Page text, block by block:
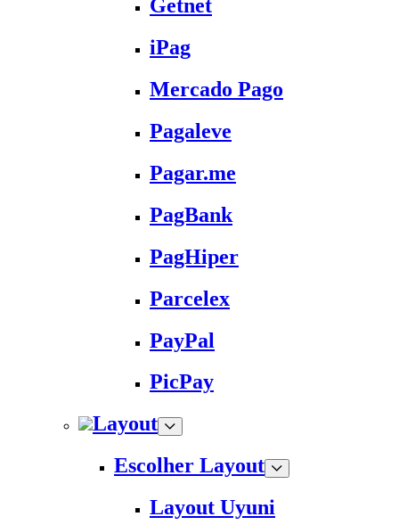
Getnet
iPag
Mercado Pago
Pagaleve
Pagar.me
PagBank
PagHiper
Parcelex
PayPal
PicPay
Layout
Escolher Layout
Layout Uyuni